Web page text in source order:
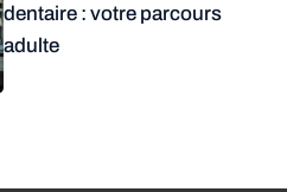
dentaire : votre parcours
adulte